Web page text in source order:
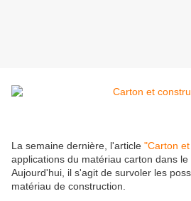
La semaine dernière, l'article "Carton
applications du matériau carton dans le
Aujourd'hui, il s'agit de survoler les
matériau de construction.